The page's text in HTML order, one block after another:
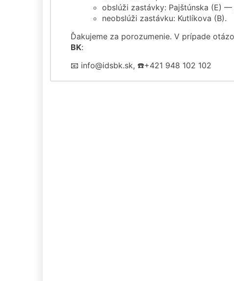
obslúži zastávky: Pajštúnska (E)
neobslúži zastávku: Kutlíkova (B).
Ďakujeme za porozumenie. V prípade
BK:
📧 info@idsbk.sk, ☎️+421 948 102 102